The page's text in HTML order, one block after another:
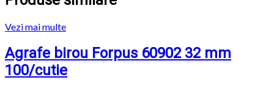
Vezi mai multe
Agrafe birou Forpus 60902 32 mm
100/cutie